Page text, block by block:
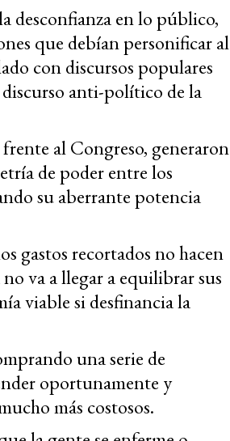
desconfianza en lo público,
que debían personificar al
con discursos populares
anti-político de la
al Congreso, generaron
de poder entre los
su aberrante potencia
gastos recortados no hacen
va a llegar a equilibrar sus
viable si desfinancia la
una serie de
oportunamente y
más costosos.